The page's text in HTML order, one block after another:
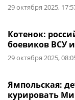
29 октября 2025,
Котенок:
боевиков ВСУ
29 октября 2025,
Ямпольская:
курировать